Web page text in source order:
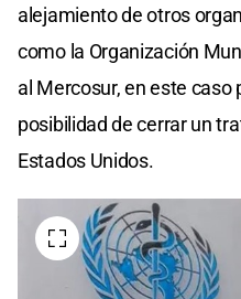
alejamiento de otros
como la Organización
al Mercosur, en este caso
posibilidad de cerrar un
Estados Unidos.